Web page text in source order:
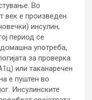
Во
век е произведен
инсулин,
период се
употреба,
за проверка
или таканаречен
е пуштен во
Инсулинските